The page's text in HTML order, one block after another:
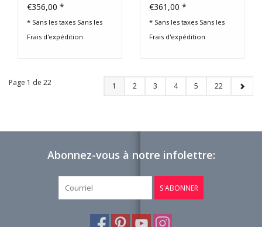
€356,00 *
* Sans les taxes Sans les
Frais d'expédition
€361,00 *
* Sans les taxes Sans les
Frais d'expédition
Page 1 de 22 1 2 3 4 5 22
Abonnez-vous à notre infolettre:
S'ABONNER